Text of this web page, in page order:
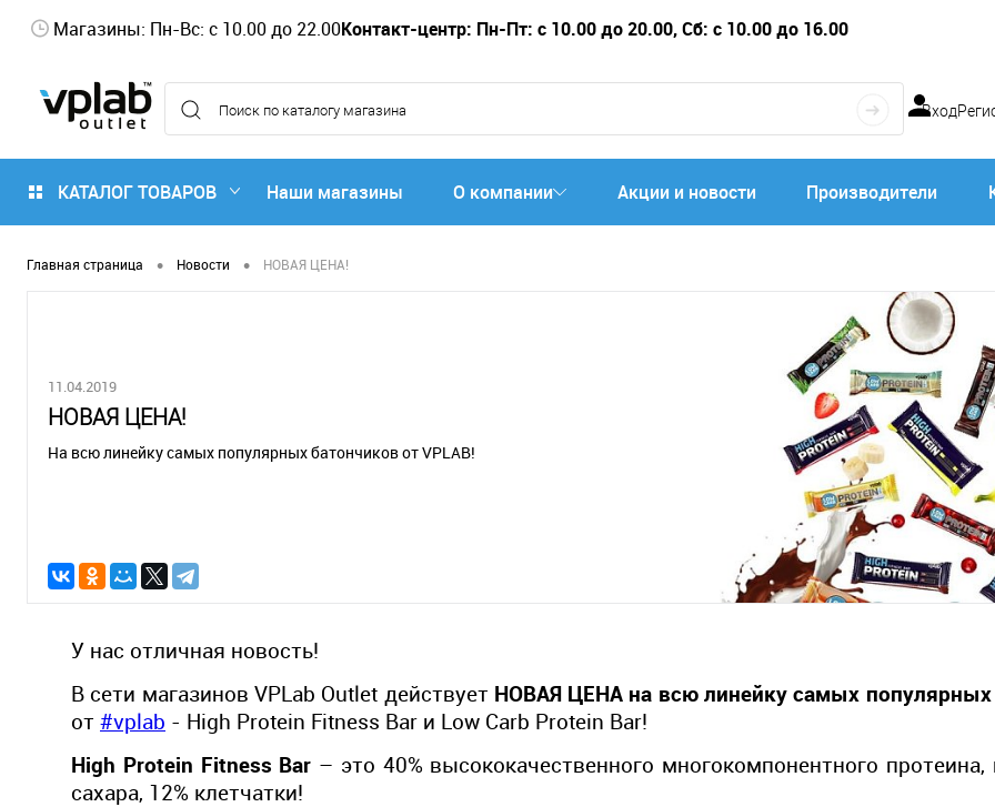
Магазины: Пн-Вс: с 10.00 до 22.00Контакт-центр: Пн-Пт: с 10.00 до 20.00, Сб: с 10.00 до 16.00
Вход
КАТАЛОГ ТОВАРОВ Наши магазины О компании Акции и новости Производители
Главная страница • Новости • НОВАЯ ЦЕНА!
11.04.2019
НОВАЯ ЦЕНА!
На всю линейку самых популярных батончиков от VPLAB!
У нас отличная новость!
В сети магазинов VPLab Outlet действует НОВАЯ ЦЕНА на всю линейку самых
от #vplab - High Protein Fitness Bar и Low Carb Protein Bar!
High Protein Fitness Bar – это 40% высококачественного многокомпонентного протеина,
сахара, 12% клетчатки!